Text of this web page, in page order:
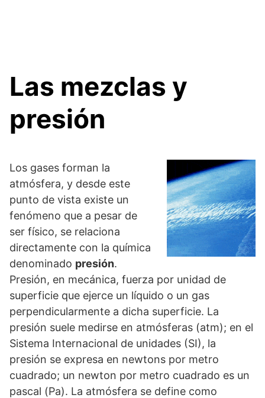
Las mezclas y
presión
Los gases forman la
atmósfera, y desde este
punto de vista existe un
fenómeno que a pesar de
ser físico, se relaciona
directamente con la química
denominado presión.
Presión, en mecánica, fuerza por unidad de
superficie que ejerce un líquido o un gas
perpendicularmente a dicha superficie. La
presión suele medirse en atmósferas (atm); en el
Sistema Internacional de unidades (SI), la
presión se expresa en newtons por metro
cuadrado; un newton por metro cuadrado es un
pascal (Pa). La atmósfera se define como